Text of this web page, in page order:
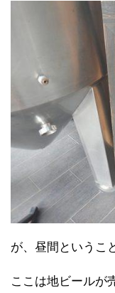
が、昼間というこ
ここは地ビールが